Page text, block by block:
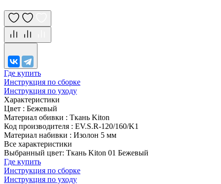
Где купить
Инструкция по сборке
Инструкция по уходу
Характеристики
Цвет : Бежевый
Материал обивки : Ткань Kiton
Код производителя : EV.S.R-120/160/K1
Материал набивки : Изолон 5 мм
Все характеристики
Выбранный цвет: Ткань Kiton 01 Бежевый
Где купить
Инструкция по сборке
Инструкция по уходу